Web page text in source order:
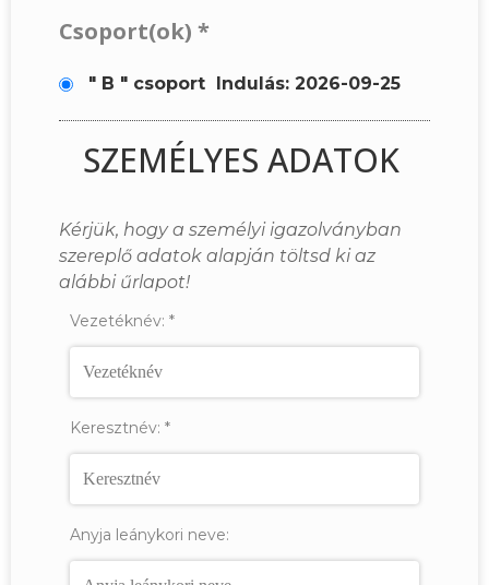
Csoport(ok) *
" B " csoport Indulás: 2026-09-25
SZEMÉLYES ADATOK
Kérjük, hogy a személyi igazolványban
szereplő adatok alapján töltsd ki az
alábbi űrlapot!
Vezetéknév: *
Keresztnév: *
Anyja leánykori neve: